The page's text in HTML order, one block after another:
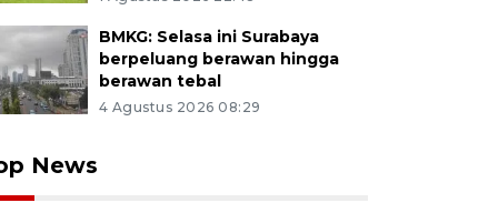
BMKG: Selasa ini Surabaya
berpeluang berawan hingga
berawan tebal
4 Agustus 2026 08:29
News